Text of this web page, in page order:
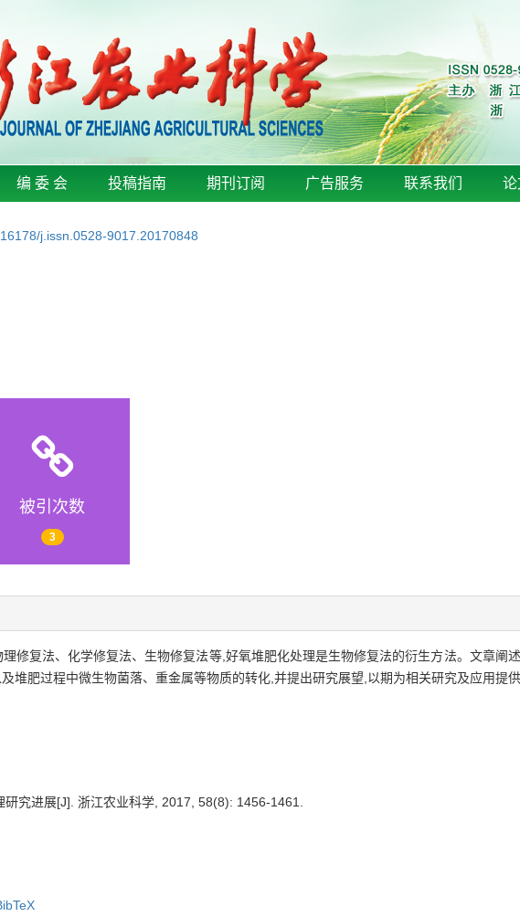
编 委 会 投稿指南 期刊订阅 广告服务 联系我们 论
j.issn.0528-9017.20170848
被引次数
3
修复法、化学修复法、生物修复法等,好氧堆肥化处理是生物修复法的衍生方法。文章阐
肥过程中微生物菌落、重金属等物质的转化,并提出研究展望,以期为相关研究及应用提供
究进展[J]. 浙江农业科学, 2017, 58(8): 1456-1461.